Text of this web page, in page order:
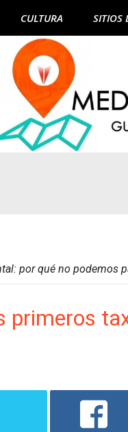
CULTURA SITIOS
por qué no podemos
primeros